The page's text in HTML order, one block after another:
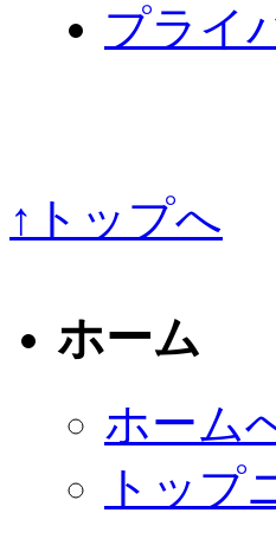
プライ
↑トップへ
ホーム
ホーム
トップ